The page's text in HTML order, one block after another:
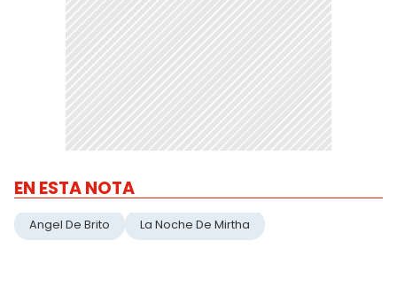
EN ESTA NOTA
Angel De Brito La Noche De Mirtha